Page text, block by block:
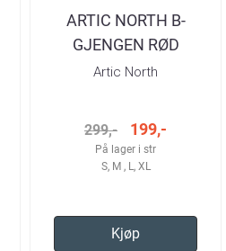
ARTIC NORTH B-
GJENGEN RØD
STREKEN T-SKJORTE
Artic North
299,- 199,-
På lager i str
S, M , L, XL
Kjøp